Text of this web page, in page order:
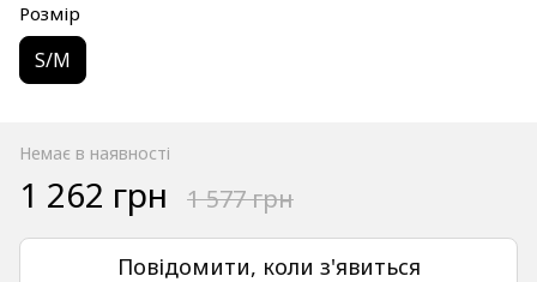
Розмір
S/M
Немає в наявності
1 262 грн 1 577 грн
Повідомити, коли з'явиться